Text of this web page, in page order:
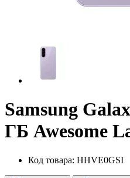
Samsung
ГБ Awesome
Код товара: HHVE0GSI